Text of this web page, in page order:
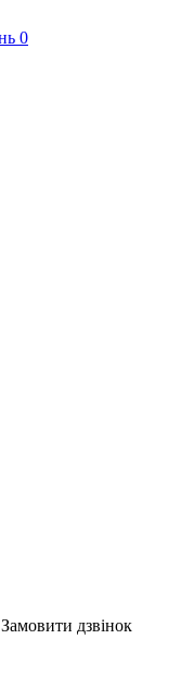
0
Замовити дзвінок